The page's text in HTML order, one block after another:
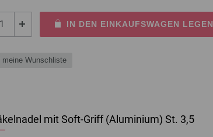
IN DEN EINKAUFSWAGEN LEGEN
meine Wunschliste
mit Soft-Griff (Aluminium) St. 3,5